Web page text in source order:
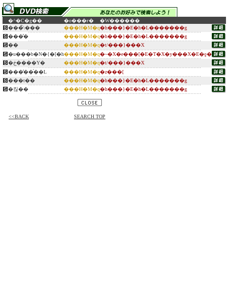
�^�C�g�� �o���ғ�
�W������
���̏\���
���H�M�q�h���}�E�h�L�������g
���̓�
���H�M�q�h���}�E�h�L�������g
��
���H�M�q�t/���}���X
�u���b�N�{�[�h���H�M�q�~�X�e���[�E�T�X�y���X�E�ƍ�
�ڂ����Y�
���H�M�q�t/���}���X
���̒��̍��L
���H�M�q�z���[
���t��
���H�M�q�h���}�E�h�L�������g
�킪��
���H�M�q�h���}�E�h�L�������g
<<BACK SEARCH TOP